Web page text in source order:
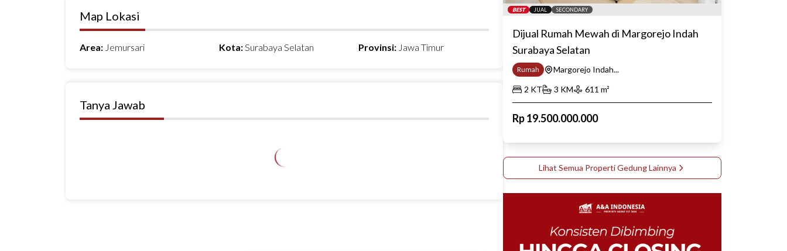
Map Lokasi
Area: Jemursari Kota:Surabaya Selatan Provinsi: Jawa Timur
Tanya Jawab
BEST JUAL SECONDARY
Dijual Rumah Mewah di Margorejo Indah
Surabaya Selatan
Rumah
Margorejo Indah...
2 KT 3 KM 611 m²
Rp19.500.000.000
Lihat Semua PropertiGedungLainnya